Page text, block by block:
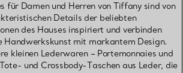
für Damen und Herren von Tiffany sind von
Details der beliebten
des Hauses inspiriert und verbinden
Handwerkskunst mit markantem Design.
kleinen Lederwaren – Portemonnaies und
und Crossbody-Taschen aus Leder, die